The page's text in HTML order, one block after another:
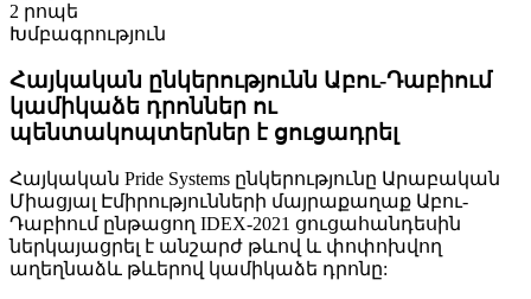
2 րոպե
Խմբագրություն
Հայկական ընկերությունն Աբու-Դաբիում
կամիկաձե դրոններ ու
պենտակոպտերներ է ցուցադրել
Հայկական Pride Systems ընկերությունը Արաբական
Միացյալ Էմիրությունների մայրաքաղաք Աբու-
Դաբիում ընթացող IDEX-2021 ցուցահանդեսին
ներկայացրել է անշարժ թևով և փոփոխվող
աղեղնաձև թևերով կամիկաձե դրոնը: